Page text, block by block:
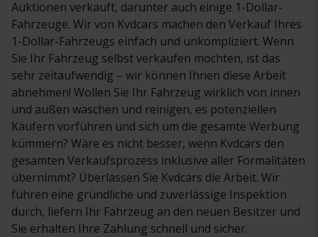
Auktionen verkauft, darunter auch einige 1-Dollar-
Fahrzeuge. Wir von Kvdcars machen den Verkauf Ihres
1-Dollar-Fahrzeugs einfach und unkompliziert. Wenn
Sie Ihr Fahrzeug selbst verkaufen möchten, ist das
sehr zeitaufwendig – wir können Ihnen diese Arbeit
abnehmen! Wollen Sie Ihr Fahrzeug wirklich von innen
und außen waschen und reinigen, es potenziellen
Käufern vorführen und sich um die gesamte Werbung
kümmern? Wäre es nicht besser, wenn Kvdcars den
gesamten Verkaufsprozess inklusive aller Formalitäten
übernimmt? Überlassen Sie Kvdcars die Arbeit. Wir
führen eine gründliche und zuverlässige Inspektion
durch, liefern Ihr Fahrzeug an den neuen Besitzer und
Sie erhalten Ihre Zahlung schnell und sicher.